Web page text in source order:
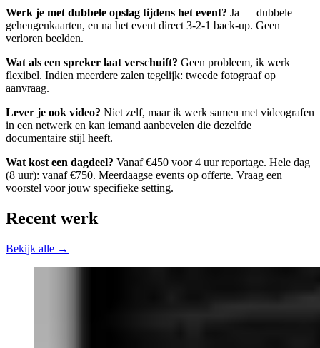
Werk je met dubbele opslag tijdens het event? Ja — dubbele
geheugenkaarten, en na het event direct 3-2-1 back-up. Geen
verloren beelden.
Wat als een spreker laat verschuift? Geen probleem, ik werk
flexibel. Indien meerdere zalen tegelijk: tweede fotograaf op
aanvraag.
Lever je ook video? Niet zelf, maar ik werk samen met videografen
in een netwerk en kan iemand aanbevelen die dezelfde
documentaire stijl heeft.
Wat kost een dagdeel? Vanaf €450 voor 4 uur reportage. Hele dag
(8 uur): vanaf €750. Meerdaagse events op offerte. Vraag een
voorstel voor jouw specifieke setting.
Recent werk
Bekijk alle →